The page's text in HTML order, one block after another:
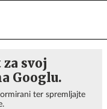
svoj
Googlu.
ter spremljajte